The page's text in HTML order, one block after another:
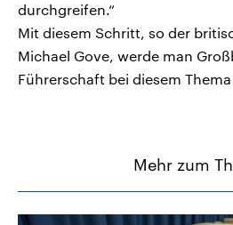
durchgreifen.“
Mit diesem Schritt, so der
Michael Gove, werde man
Führerschaft bei diesem
Mehr zum